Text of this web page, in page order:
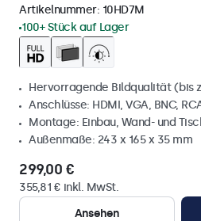
Artikelnummer: 10HD7M
100+ Stück auf Lager
Hervorragende Bildqualität (bis
Anschlüsse: HDMI, VGA, BNC,
Montage: Einbau, Wand- und
Außenmaße: 243 x 165 x 35 mm
299,00 €
355,81 € inkl. MwSt.
Ansehen